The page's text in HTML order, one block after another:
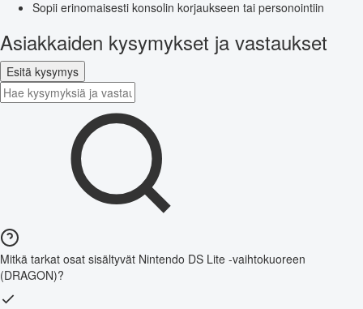
Sopii erinomaisesti konsolin korjaukseen tai personointiin
Asiakkaiden kysymykset ja vastaukset
Esitä kysymys
Mitkä tarkat osat sisältyvät Nintendo DS Lite -vaihtokuoreen
(DRAGON)?